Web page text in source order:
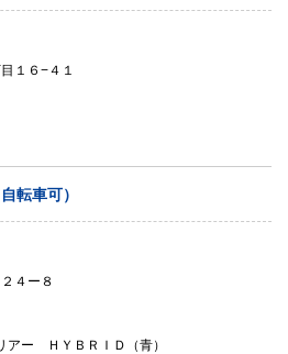
１６−４１
転車可）
４ー８
アー ＨＹＢＲＩＤ（青）